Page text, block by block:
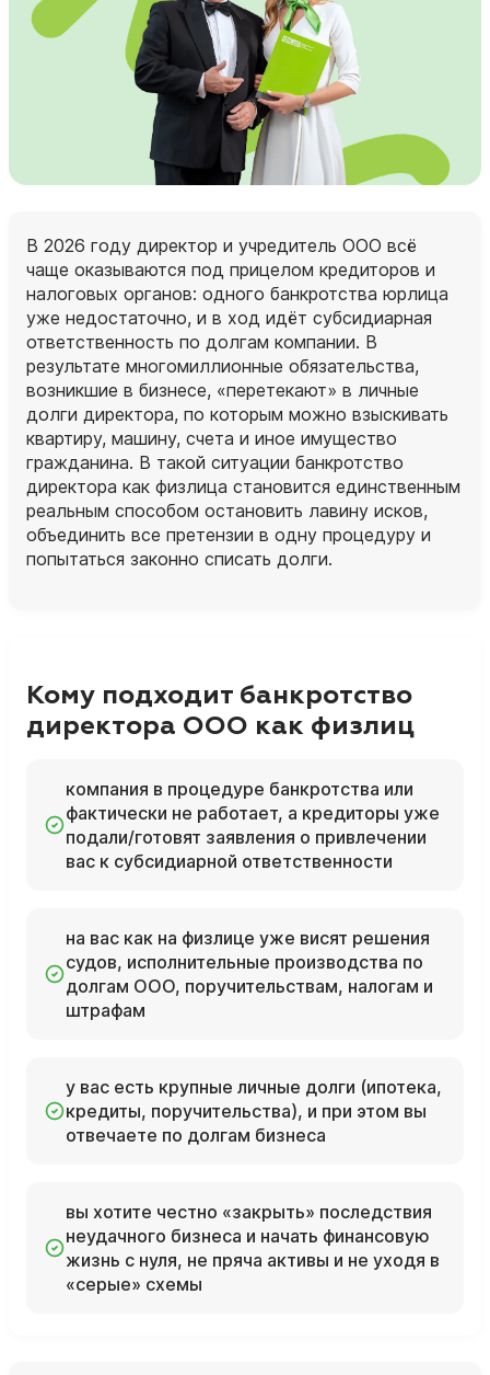
В 2026 году директор и учредитель ООО всё
чаще оказываются под прицелом кредиторов и
налоговых органов: одного банкротства юрлица
уже недостаточно, и в ход идёт субсидиарная
ответственность по долгам компании. В
результате многомиллионные обязательства,
возникшие в бизнесе, «перетекают» в личные
долги директора, по которым можно взыскивать
квартиру, машину, счета и иное имущество
гражданина. В такой ситуации банкротство
директора как физлица становится единственным
реальным способом остановить лавину исков,
объединить все претензии в одну процедуру и
попытаться законно списать долги.
Кому подходит банкротство
директора ООО как физлиц
компания в процедуре банкротства или
фактически не работает, а кредиторы уже
подали/готовят заявления о привлечении
вас к субсидиарной ответственности
на вас как на физлице уже висят решения
судов, исполнительные производства по
долгам ООО, поручительствам, налогам и
штрафам
у вас есть крупные личные долги (ипотека,
кредиты, поручительства), и при этом вы
отвечаете по долгам бизнеса
вы хотите честно «закрыть» последствия
неудачного бизнеса и начать финансовую
жизнь с нуля, не пряча активы и не уходя в
«серые» схемы